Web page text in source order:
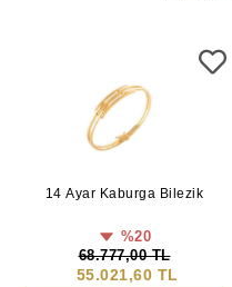
14 Ayar Kaburga Bilezik
%20
68.777,00 TL
55.021,60 TL